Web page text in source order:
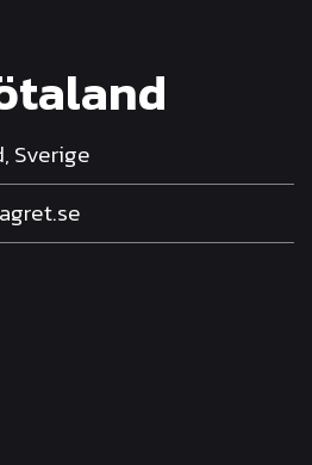
Sverige